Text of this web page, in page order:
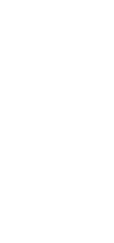
distribuidas
Llano de la
20.00 horas y